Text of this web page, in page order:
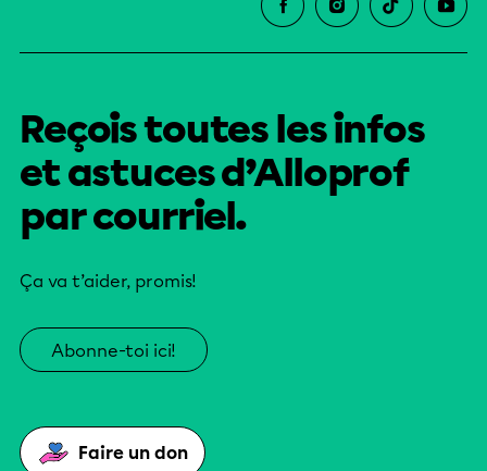
Reçois toutes les infos
et astuces d’Alloprof
par courriel.
Ça va t’aider, promis!
Abonne-toi ici!
Faire un don